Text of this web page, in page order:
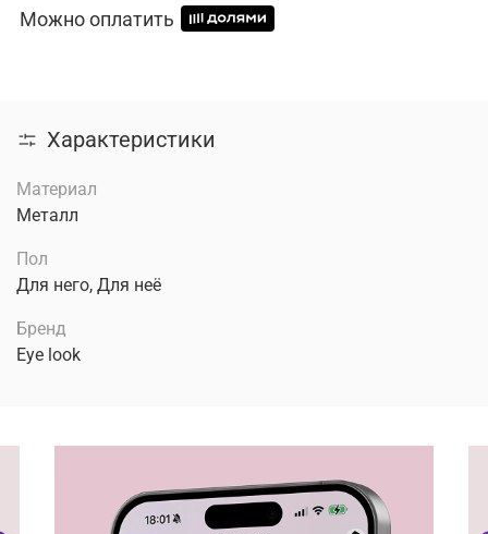
Можно оплатить
Характеристики
Материал
Металл
Пол
Для него, Для неё
Бренд
Eye look